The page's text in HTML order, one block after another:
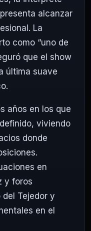
alcanzar
La
como “uno de
que el show
última suave
años en los que
viviendo
donde
en
y foros
del Tejedor y
en el